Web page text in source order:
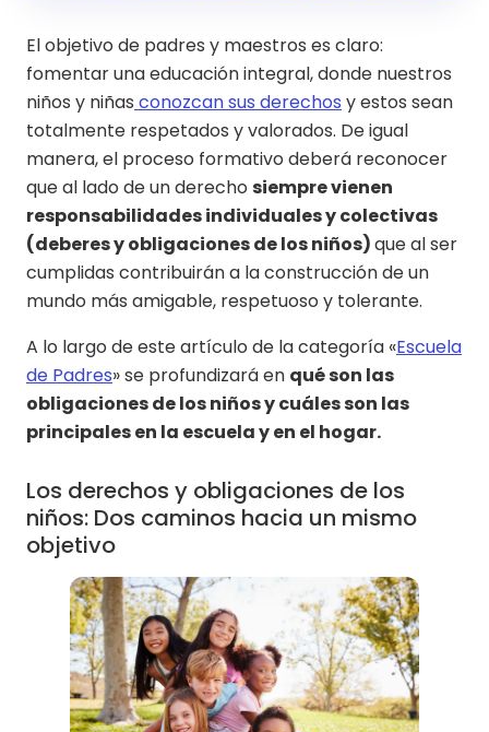
El objetivo de padres y maestros es claro:
fomentar una educación integral, donde nuestros
niños y niñas conozcan sus derechos y estos sean
totalmente respetados y valorados. De igual
manera, el proceso formativo deberá reconocer
que al lado de un derecho siempre vienen
responsabilidades individuales y colectivas
(deberes y obligaciones de los niños)que al ser
cumplidas contribuirán a la construcción de un
mundo más amigable, respetuoso y tolerante.
A lo largo de este artículo de la categoría «Escuela
de Padres» se profundizará en qué son las
obligaciones de los niños y cuáles son las
principales en la escuela y en el hogar.
Los derechos y obligaciones de los
niños: Dos caminos hacia un mismo
objetivo